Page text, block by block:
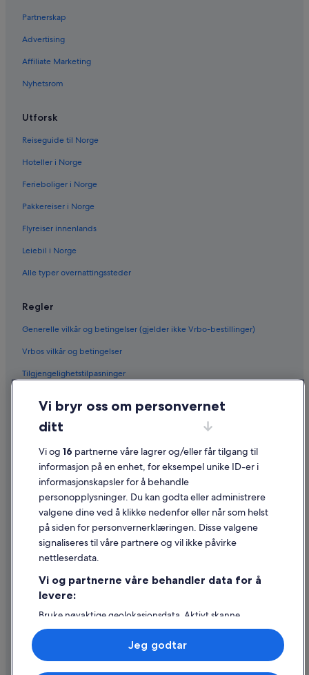
Partnerskap
Advertising
Affiliate Marketing
Nyhetsrom
Utforsk
Reiseguide til Norge
Hoteller i Norge
Ferieboliger i Norge
Pakkereiser i Norge
Flyreiser innenlands
Leiebil i Norge
Alle typer overnattingssteder
Regler
Generelle vilkår og betingelser (gjelder ikke Vrbo-bestillinger)
Vrbos vilkår og betingelser
Tilgjengelighetstilpasninger
Informasjonskapsler
Juridisk informasjon / kontakt oss
Retningslinjer for innhold og rapportering av innhold
Hjelp
Kontakt oss
Avbestille eller endre bestillingen
Refusjonsprosessen og tidsrammer for refusjon
Internasjonale reisedokumenter
Vi bryr oss om personvernet
ditt
Vi og 16 partnerne våre lagrer og/eller får tilgang til
informasjon på en enhet, for eksempel unike ID-er i
informasjonskapsler for å behandle
personopplysninger. Du kan godta eller administrere
valgene dine ved å klikke nedenfor eller når som helst
på siden for personvernerklæringen. Disse valgene
signaliseres til våre partnere og vil ikke påvirke
nettleserdata.
Vi og partnerne våre behandler data for å
levere:
Bruke nøyaktige geolokasjonsdata. Aktivt skanne
enhetsegenskaper for identifikasjon. Lagre og/eller få
tilgang til informasjon på en enhet. Personlig tilpasset
annonsering og innhold, annonsering- og
innholdsmåling, publikumsundersøkelser og
Jeg godtar